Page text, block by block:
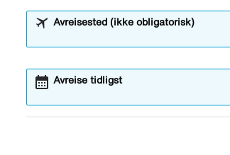
Avreisested (ikke obligatorisk)
Avreise tidligst
calendar_month